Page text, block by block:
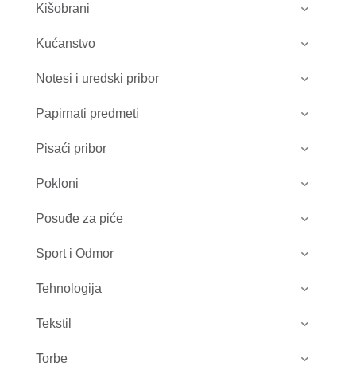
Kišobrani
Kućanstvo
Notesi i uredski pribor
Papirnati predmeti
Pisaći pribor
Pokloni
Posuđe za piće
Sport i Odmor
Tehnologija
Tekstil
Torbe